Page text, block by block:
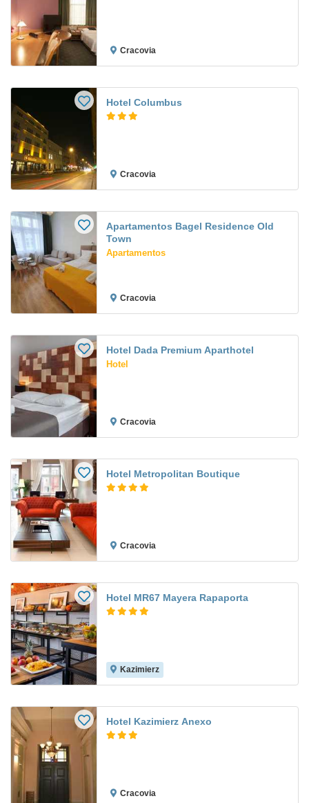
Cracovia
Hotel Columbus
Cracovia
Apartamentos Bagel Residence Old
Town
Apartamentos
Cracovia
Hotel Dada Premium Aparthotel
Hotel
Cracovia
Hotel Metropolitan Boutique
Cracovia
Hotel MR67 Mayera Rapaporta
Kazimierz
Hotel Kazimierz Anexo
Cracovia